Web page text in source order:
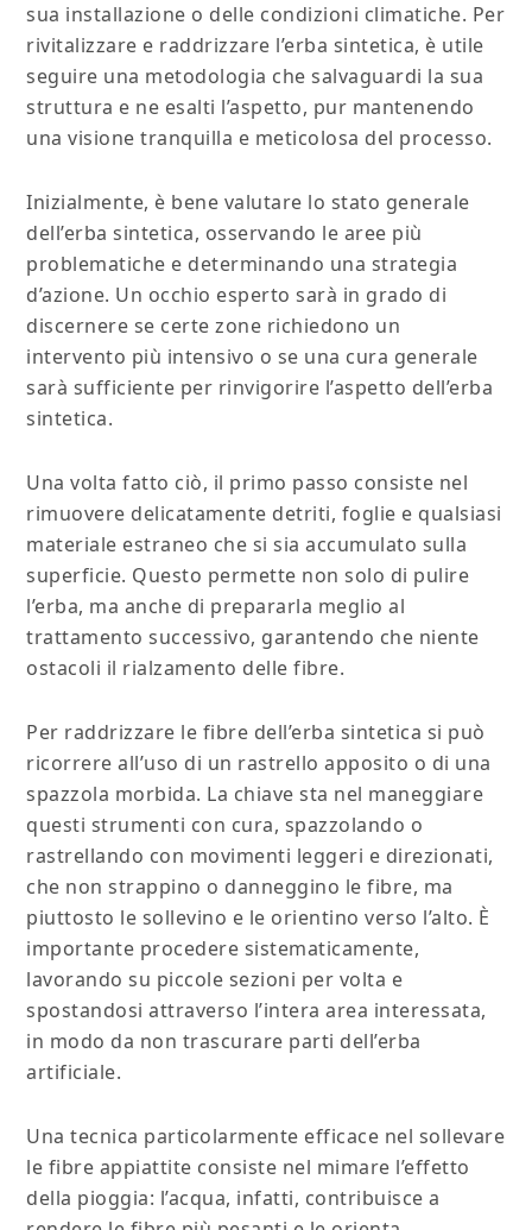
sua installazione o delle condizioni climatiche. Per
rivitalizzare e raddrizzare l’erba sintetica, è utile
seguire una metodologia che salvaguardi la sua
struttura e ne esalti l’aspetto, pur mantenendo
una visione tranquilla e meticolosa del processo.
Inizialmente, è bene valutare lo stato generale
dell’erba sintetica, osservando le aree più
problematiche e determinando una strategia
d’azione. Un occhio esperto sarà in grado di
discernere se certe zone richiedono un
intervento più intensivo o se una cura generale
sarà sufficiente per rinvigorire l’aspetto dell’erba
sintetica.
Una volta fatto ciò, il primo passo consiste nel
rimuovere delicatamente detriti, foglie e qualsiasi
materiale estraneo che si sia accumulato sulla
superficie. Questo permette non solo di pulire
l’erba, ma anche di prepararla meglio al
trattamento successivo, garantendo che niente
ostacoli il rialzamento delle fibre.
Per raddrizzare le fibre dell’erba sintetica si può
ricorrere all’uso di un rastrello apposito o di una
spazzola morbida. La chiave sta nel maneggiare
questi strumenti con cura, spazzolando o
rastrellando con movimenti leggeri e direzionati,
che non strappino o danneggino le fibre, ma
piuttosto le sollevino e le orientino verso l’alto. È
importante procedere sistematicamente,
lavorando su piccole sezioni per volta e
spostandosi attraverso l’intera area interessata,
in modo da non trascurare parti dell’erba
artificiale.
Una tecnica particolarmente efficace nel sollevare
le fibre appiattite consiste nel mimare l’effetto
della pioggia: l’acqua, infatti, contribuisce a